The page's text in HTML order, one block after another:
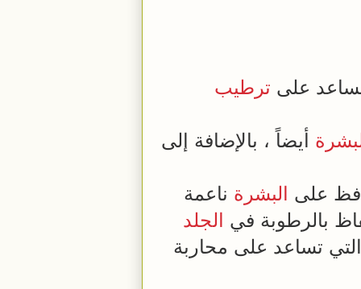
على ترطيب
أيضاً ، بالإضافة إلى
على البشرة ناعمة
بالرطوبة في
الجلد
تساعد على محاربة